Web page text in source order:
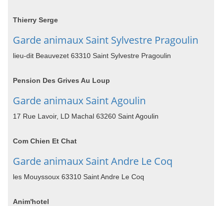
Thierry Serge
Garde animaux Saint Sylvestre Pragoulin
lieu-dit Beauvezet 63310 Saint Sylvestre Pragoulin
Pension Des Grives Au Loup
Garde animaux Saint Agoulin
17 Rue Lavoir, LD Machal 63260 Saint Agoulin
Com Chien Et Chat
Garde animaux Saint Andre Le Coq
les Mouyssoux 63310 Saint Andre Le Coq
Anim'hotel